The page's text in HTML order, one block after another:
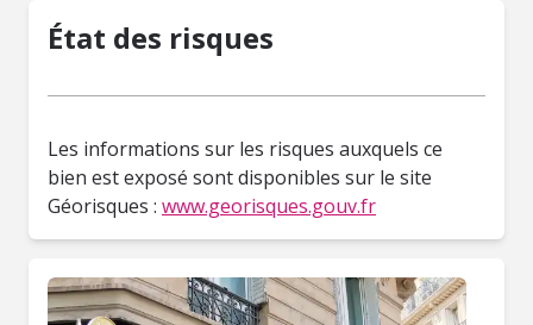
État des risques
Les informations sur les risques auxquels ce
bien est exposé sont disponibles sur le site
Géorisques : www.georisques.gouv.fr